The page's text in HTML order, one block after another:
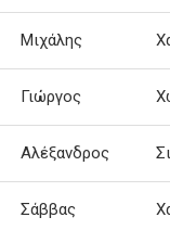
Μιχάλης
Γιώργος
Αλέξανδρος
Σάββας